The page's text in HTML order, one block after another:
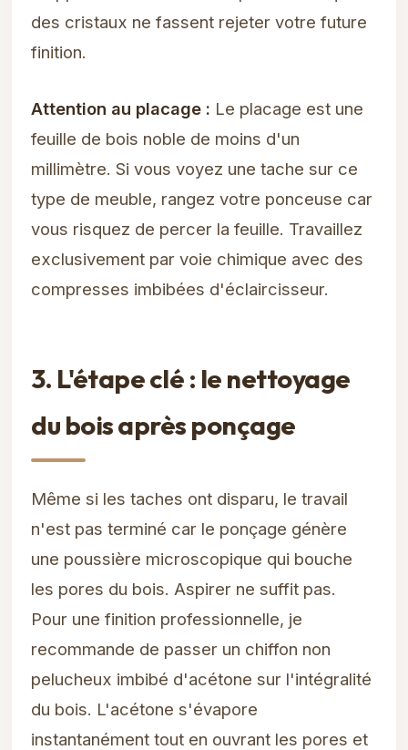
des cristaux ne fassent rejeter votre future
finition.
Attention au placage : Le placage est une
feuille de bois noble de moins d'un
millimètre. Si vous voyez une tache sur ce
type de meuble, rangez votre ponceuse car
vous risquez de percer la feuille. Travaillez
exclusivement par voie chimique avec des
compresses imbibées d'éclaircisseur.
3. L'étape clé : le nettoyage
du bois après ponçage
Même si les taches ont disparu, le travail
n'est pas terminé car le ponçage génère
une poussière microscopique qui bouche
les pores du bois. Aspirer ne suffit pas.
Pour une finition professionnelle, je
recommande de passer un chiffon non
pelucheux imbibé d'acétone sur l'intégralité
du bois. L'acétone s'évapore
instantanément tout en ouvrant les pores et